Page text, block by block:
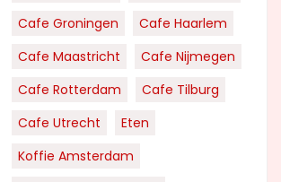
Cafe Groningen
Cafe Haarlem
Cafe Maastricht
Cafe Nijmegen
Cafe Rotterdam
Cafe Tilburg
Cafe Utrecht
Eten
Koffie Amsterdam